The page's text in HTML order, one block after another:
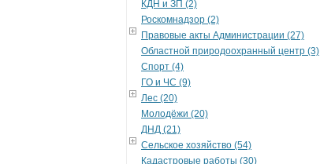
КДН и ЗП (2)
Роскомнадзор (2)
Правовые акты Администрации (27)
Областной природоохранный центр (3)
Спорт (4)
ГО и ЧС (9)
Лес (20)
Молодёжи (20)
ДНД (21)
Сельское хозяйство (54)
Кадастровые работы (30)